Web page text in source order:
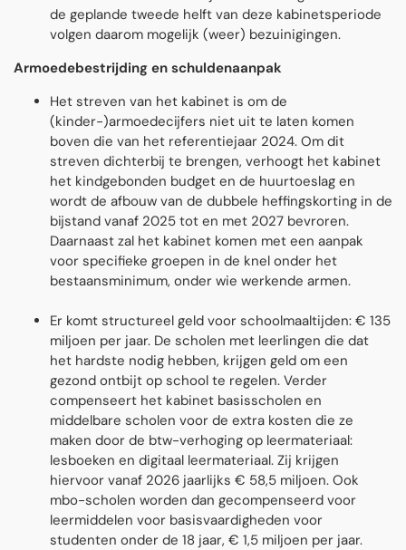
de geplande tweede helft van deze kabinetsperiode
volgen daarom mogelijk (weer) bezuinigingen.
Armoedebestrijding en schuldenaanpak
Het streven van het kabinet is om de
(kinder-)armoedecĳfers niet uit te laten komen
boven die van het referentiejaar 2024. Om dit
streven dichterbĳ te brengen, verhoogt het kabinet
het kindgebonden budget en de huurtoeslag en
wordt de afbouw van de dubbele heffingskorting in de
bĳstand vanaf 2025 tot en met 2027 bevroren.
Daarnaast zal het kabinet komen met een aanpak
voor specifieke groepen in de knel onder het
bestaansminimum, onder wie werkende armen.
Er komt structureel geld voor schoolmaaltijden: € 135
miljoen per jaar. De scholen met leerlingen die dat
het hardste nodig hebben, krijgen geld om een
gezond ontbijt op school te regelen. Verder
compenseert het kabinet basisscholen en
middelbare scholen voor de extra kosten die ze
maken door de btw-verhoging op leermateriaal:
lesboeken en digitaal leermateriaal. Zij krijgen
hiervoor vanaf 2026 jaarlijks € 58,5 miljoen. Ook
mbo-scholen worden dan gecompenseerd voor
leermiddelen voor basisvaardigheden voor
studenten onder de 18 jaar, € 1,5 miljoen per jaar.